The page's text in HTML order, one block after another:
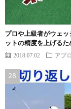
プロや上級者がウェ
ットの精度を上げる
2018.07.02 アプ